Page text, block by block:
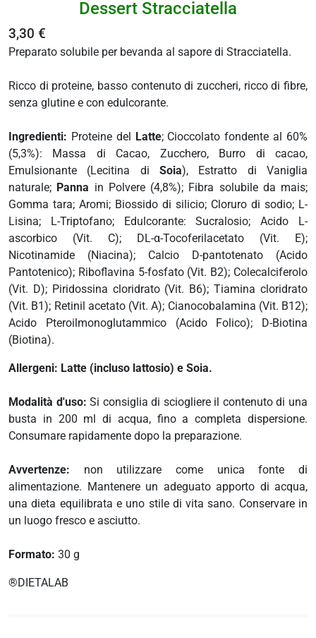
insetti
fisico
Dessert Stracciatella
3,30 €
Preparato solubile per bevanda al sapore di Stracciatella.
Ricco di proteine, basso contenuto di zuccheri, ricco di fibre,
senza glutine e con edulcorante.
Ingredienti: Proteine del Latte; Cioccolato fondente al 60%
(5,3%): Massa di Cacao, Zucchero, Burro di cacao,
Emulsionante (Lecitina di Soia), Estratto di Vaniglia
naturale; Panna in Polvere (4,8%); Fibra solubile da mais;
Gomma tara; Aromi; Biossido di silicio; Cloruro di sodio; L-
Lisina; L-Triptofano; Edulcorante: Sucralosio; Acido L-
ascorbico (Vit. C); DL-α-Tocoferilacetato (Vit. E);
Nicotinamide (Niacina); Calcio D-pantotenato (Acido
Pantotenico); Riboflavina 5-fosfato (Vit. B2); Colecalciferolo
(Vit. D); Piridossina cloridrato (Vit. B6); Tiamina cloridrato
(Vit. B1); Retinil acetato (Vit. A); Cianocobalamina (Vit. B12);
Acido Pteroilmonoglutammico (Acido Folico); D-Biotina
(Biotina).
Allergeni: Latte (incluso lattosio) e Soia.
Modalità d'uso:Si consiglia di sciogliere il contenuto di una
busta in 200 ml di acqua, fino a completa dispersione.
Consumare rapidamente dopo la preparazione.
Avvertenze: non utilizzare come unica fonte di
alimentazione. Mantenere un adeguato apporto di acqua,
una dieta equilibrata e uno stile di vita sano. Conservare in
un luogo fresco e asciutto.
Formato: 30 g
®DIETALAB